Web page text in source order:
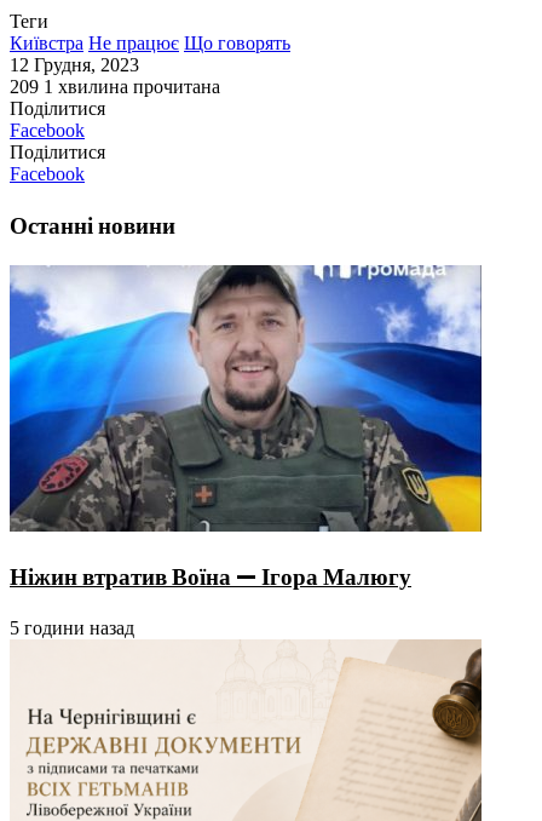
Теги
Київстра Не працює Що говорять
12 Грудня, 2023
209 1 хвилина прочитана
Поділитися
Facebook
Поділитися
Facebook
Останні новини
Ніжин втратив Воїна — Ігора Малюгу
5 години назад